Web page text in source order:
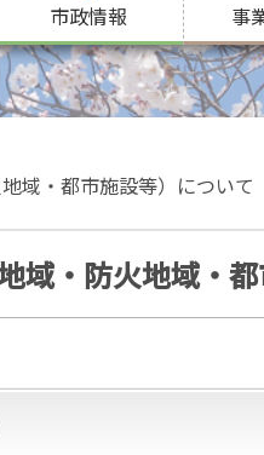
市政情報 事
域・都市施設等）について
域・防火地域・